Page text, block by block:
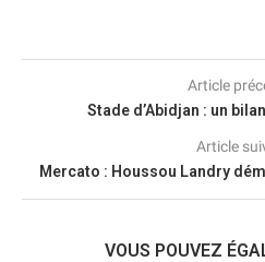
Article
Stade d’Abidjan : un
Article
Mercato : Houssou Landry
VOUS POUVEZ